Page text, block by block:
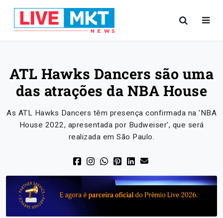
ATL Hawks Dancers são uma
das atrações da NBA House
As ATL Hawks Dancers têm presença confirmada na 'NBA
House 2022, apresentada por Budweiser', que será
realizada em São Paulo.